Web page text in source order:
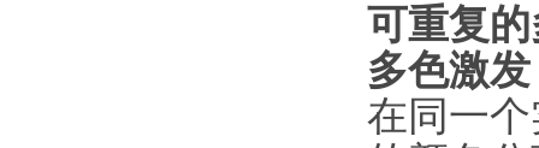
可重复
多色激发
在同一